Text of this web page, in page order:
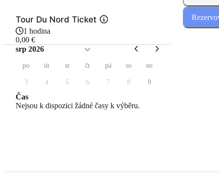
Tour Du Nord Ticket
1 hodina
0,00 €
srp 2026
po út st čt pá so ne
3 4 5 6 7 8 9
Čas
Nejsou k dispozici žádné časy k výběru.